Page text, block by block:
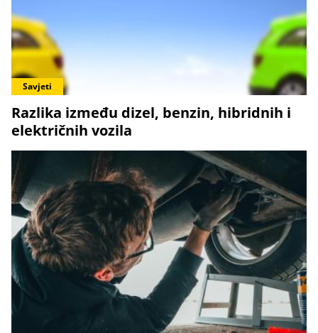
Savjeti
Razlika između dizel, benzin, hibridnih i
električnih vozila